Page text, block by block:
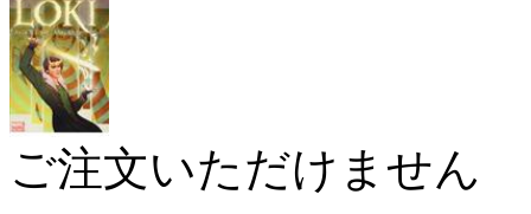
ご注文いただけません